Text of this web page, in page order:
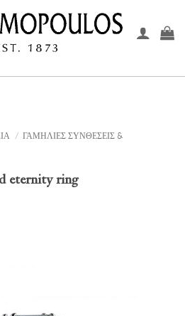
/ ΓΑΜΗΛΙΕΣ ΣΥΝΘΕΣΕΙΣ &
eternity ring